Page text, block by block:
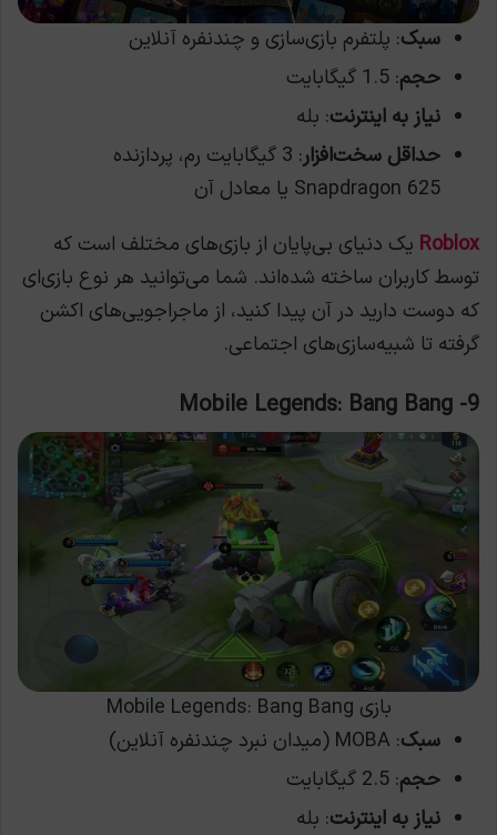
سبک: پلتفرم بازی‌سازی و چندنفره آنلاین
حجم: 1.5 گیگابایت
نیاز به اینترنت: بله
حداقل سخت‌افزار
: 3 گیگابایت رم، پردازنده
Snapdragon 625 یا معادل آن
Roblox یک دنیای بی‌پایان از بازی‌های مختلف است که
توسط کاربران ساخته شده‌اند. شما می‌توانید هر نوع بازی‌ای
که دوست دارید در آن پیدا کنید، از ماجراجویی‌های اکشن
گرفته تا شبیه‌سازی‌های اجتماعی.
9- Mobile Legends: Bang Bang
بازی Mobile Legends: Bang Bang
سبک: MOBA (میدان نبرد چندنفره آنلاین)
حجم: 2.5 گیگابایت
نیاز به اینترنت: بله